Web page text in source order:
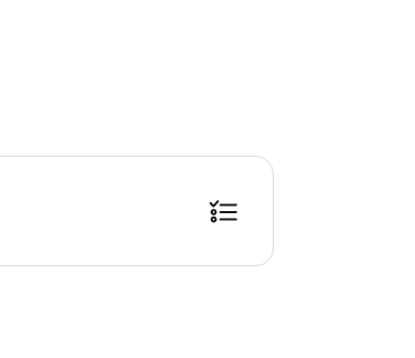
라 소요 시간이 다를 수 있으니, 예약 시 확인 부탁드립니다.)